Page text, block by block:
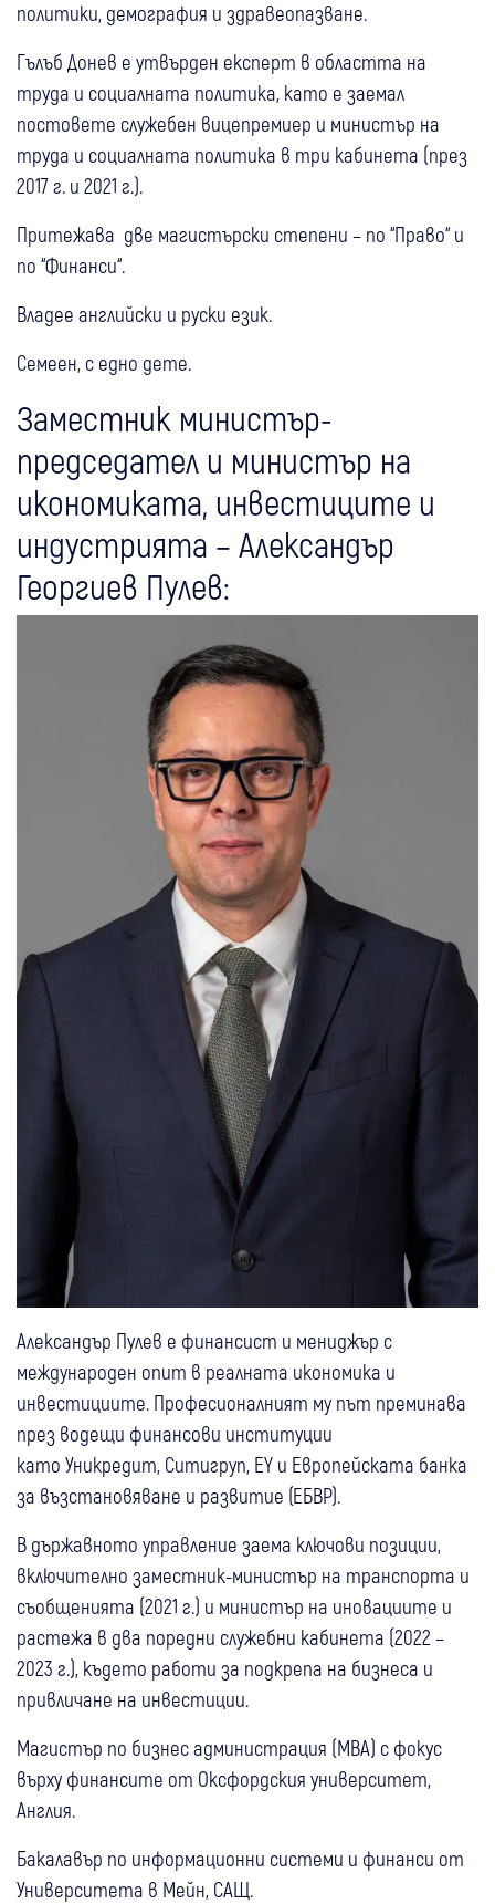
политики, демография и здравеопазване.
Гълъб Донев е утвърден експерт в областта на
труда и социалната политика, като е заемал
постовете служебен вицепремиер и министър на
труда и социалната политика в три кабинета (през
2017 г. и 2021 г.).
Притежава две магистърски степени – по “Право“ и
по “Финанси“.
Владее английски и руски език.
Семеен, с едно дете.
Заместник министър-
председател и министър на
икономиката, инвестиците и
индустрията – Александър
Георгиев Пулев:
Александър Пулев е финансист и мениджър с
международен опит в реалната икономика и
инвестициите. Професионалният му път преминава
през водещи финансови институции
като Уникредит, Ситигруп, EY и Европейската банка
за възстановяване и развитие (ЕБВР).
В държавното управление заема ключови позиции,
включително заместник-министър на транспорта и
съобщенията (2021 г.) и министър на иновациите и
растежа в два поредни служебни кабинета (2022 –
2023 г.), където работи за подкрепа на бизнеса и
привличане на инвестиции.
Магистър по бизнес администрация (MBA) с фокус
върху финансите от Оксфордския университет,
Англия.
Бакалавър по информационни системи и финанси от
Университета в Мейн, САЩ.